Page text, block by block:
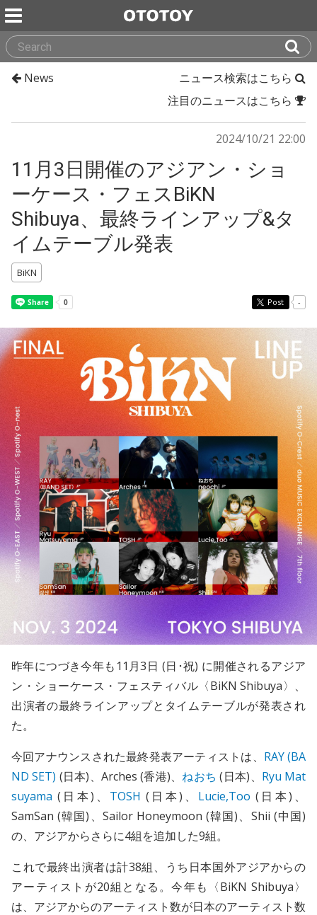
News
ニュース検索はこちら
注目のニュースはこちら
2024/10/21 22:00
11月3日開催のアジアン・ショ
ーケース・フェスBiKN
Shibuya、最終ラインアップ&タ
イムテーブル発表
BiKN
Post -
昨年につづき今年も11月3日 (日･祝) に開催されるアジア
ン・ショーケース・フェスティバル〈BiKN Shibuya〉、
出演者の最終ラインアップとタイムテーブルが発表され
た。
今回アナウンスされた最終発表アーティストは、 RAY (BA
ND SET) (日本)、Arches (香港)、 ねおち (日本)、 Ryu Mat
suyama (日本)、 TOSH (日本)、 Lucie,Too (日本)、
SamSan (韓国)、Sailor Honeymoon (韓国)、Shii (中国)
の、アジアからさらに4組を追加した9組。
これで最終出演者は計38組、うち日本国外アジアからの
アーティストが20組となる。今年も〈BiKN Shibuya〉
は、アジアからのアーティスト数が日本のアーティスト数